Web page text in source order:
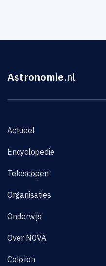
Astronomie.nl
Actueel
Encyclopedie
Telescopen
Organisaties
Onderwijs
Over NOVA
Colofon